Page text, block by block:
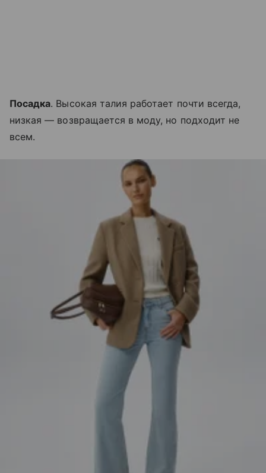
Посадка. Высокая талия работает почти всегда,
низкая — возвращается в моду, но подходит не
всем.